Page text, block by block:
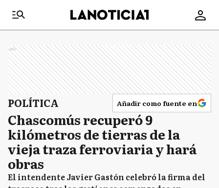
Ads
POLÍTICA Añadir como fuente en
Chascomús recuperó 9
kilómetros de tierras de la
vieja traza ferroviaria y hará
obras
El intendente Javier Gastón celebró la firma del